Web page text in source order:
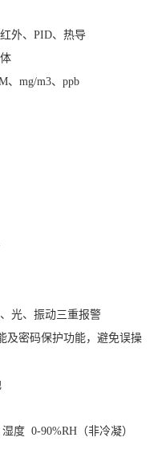
外、 PID、热导
、mg/m3、ppb
光、振动三重报警
及密码保护功能，避免误操
湿度 0-90%RH （非冷凝）